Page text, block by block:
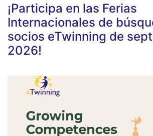
¡Participa en las Ferias
Internacionales de
socios eTwinning de
2026!